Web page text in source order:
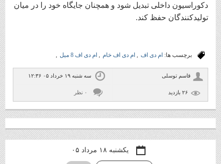
دکوراسیون داخلی تبدیل شود و همچنان جایگاه خود را در میان
تولیدکنندگان حفظ کند.
برچسب ها: ام دی اف ام دی اف خام ام دی اف 8 میل
قاسم توسلی سه شنبه ۱۹ خرداد ۰۵ ۱۲:۳۶
۰ نظر
یکشنبه ۱۸ مرداد ۰۵